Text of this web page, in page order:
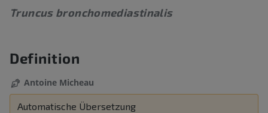
Truncus bronchomediastinalis
Definition
Antoine Micheau
Automatische Übersetzung